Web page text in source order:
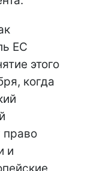
ЕС
этого
когда
право
и